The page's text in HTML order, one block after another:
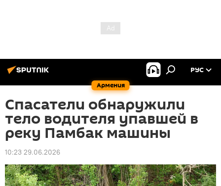
Армения
РУС
Спасатели обнаружили
тело водителя упавшей в
реку Памбак машины
10:23 29.06.2026